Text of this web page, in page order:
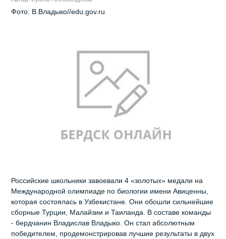
Фото: В.Владыко//edu.gov.ru
Российские школьники завоевали 4 «золотых» медали на
Международной олимпиаде по биологии имени Авиценны,
которая состоялась в Узбекистане. Они обошли сильнейшие
сборные Турции, Малайзии и Таиланда. В составе команды
- бердчанин Владислав Владыко. Он стал абсолютным
победителем, продемонстрировав лучшие результаты в двух